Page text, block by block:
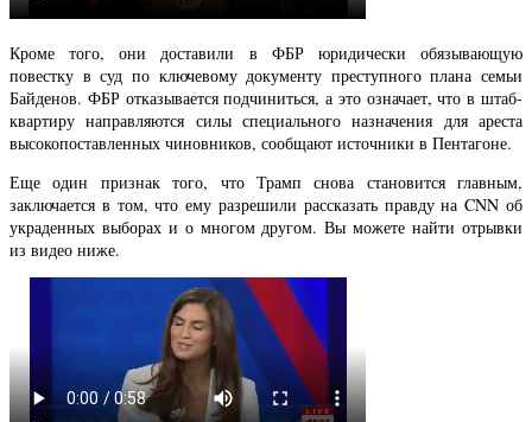
Кроме того, они доставили в ФБР юридически обязывающую
повестку в суд по ключевому документу преступного плана семьи
Байденов. ФБР отказывается подчиниться, а это означает, что в штаб-
квартиру направляются силы специального назначения для ареста
высокопоставленных чиновников, сообщают источники в Пентагоне.
Еще один признак того, что Трамп снова становится главным,
заключается в том, что ему разрешили рассказать правду на CNN об
украденных выборах и о многом другом. Вы можете найти отрывки
из видео ниже.